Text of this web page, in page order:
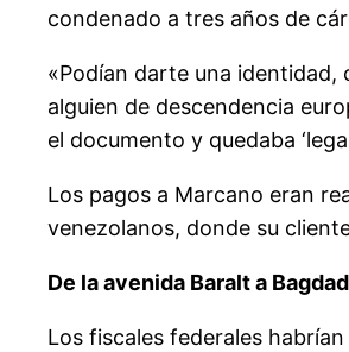
condenado a tres años de
«Podían darte una identidad,
alguien de descendencia
el documento y quedaba
Los pagos a Marcano eran
venezolanos, donde su
De la avenida Baralt a Bagdad
Los fiscales federales